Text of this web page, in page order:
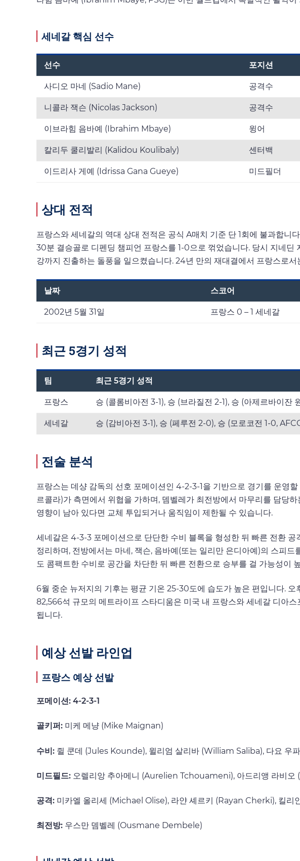
세네갈 핵심 선수
선수 포지션
사디오 마네 (Sadio Mane) 공격수
니콜라 잭슨 (Nicolas Jackson) 공격수
이브라힘 음바예 (Ibrahim Mbaye) 윙어
칼리두 쿨리발리 (Kalidou Koulibaly) 센터백
이드리사 게예 (Idrissa Gana Gueye) 미드필더
상대 전적
프랑스와 세네갈의 역대 상대 전적은 공식 A매치 기준 단 1회에 불과합
30분 결승골로 디펜딩 챔피언 프랑스를 1-0으로 꺾었습니다. 당시 지네
강까지 진출하는 돌풍을 일으켰습니다. 24년 만의 재대결에서 프랑스로
날짜 스코어
2002년 5월 31일 프랑스 0 – 1 세네갈
최근 5경기 성적
팀 최근 5경기 성적
프랑스 승 (콜롬비아전 3-1), 승 (브라질전 2-1), 승 (아제르바이
세네갈 승 (감비아전 3-1), 승 (페루전 2-0), 승 (모로코전 1-0,
전술 분석
프랑스는 데샹 감독의 선호 포메이션인 4-2-3-1을 기반으로 경기를 운영
르콜라)가 측면에서 위협을 가하며, 뎀벨레가 최전방에서 마무리를 담당
영향이 남아 있다면 교체 투입되거나 움직임이 제한될 수 있습니다.
세네갈은 4-3-3 포메이션으로 단단한 수비 블록을 형성한 뒤 빠른 전환
정리하며, 전방에서는 마네, 잭슨, 음바예(또는 일리만 은디아예)의 스피
도 콤팩트한 수비로 공간을 차단한 뒤 빠른 전환으로 승부를 걸 가능성이
6월 중순 뉴저지의 기후는 평균 기온 25-30도에 습도가 높은 편입니다.
82,566석 규모의 메트라이프 스타디움은 미국 내 프랑스와 세네갈 디아
됩니다.
예상 선발 라인업
프랑스 예상 선발
포메이션: 4-2-3-1
골키퍼: 미케 메냥 (Mike Maignan)
수비: 쥘 쿤데 (Jules Kounde), 윌리엄 살리바 (William Saliba), 다요
미드필드: 오렐리앙 추아메니 (Aurelien Tchouameni), 아드리앵 라비
공격: 미카엘 올리세 (Michael Olise), 라얀 셰르키 (Rayan Cherki), 킬
최전방: 우스만 뎀벨레 (Ousmane Dembele)